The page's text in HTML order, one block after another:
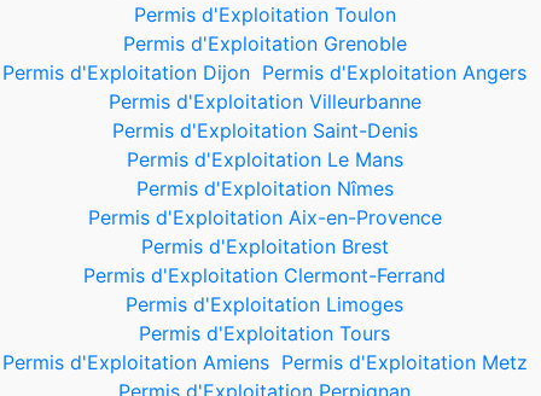
Permis d'Exploitation Toulon
Permis d'Exploitation Grenoble
Permis d'Exploitation Dijon Permis d'Exploitation Angers
Permis d'Exploitation Villeurbanne
Permis d'Exploitation Saint-Denis
Permis d'Exploitation Le Mans
Permis d'Exploitation Nîmes
Permis d'Exploitation Aix-en-Provence
Permis d'Exploitation Brest
Permis d'Exploitation Clermont-Ferrand
Permis d'Exploitation Limoges
Permis d'Exploitation Tours
Permis d'Exploitation Amiens Permis d'Exploitation Metz
Permis d'Exploitation Perpignan